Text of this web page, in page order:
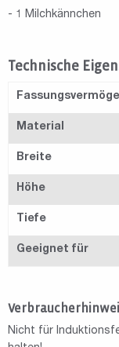
- 1 Milchkännchen
Technische
Material
Breite
Höhe
Tiefe
Geeignet für
Nicht für